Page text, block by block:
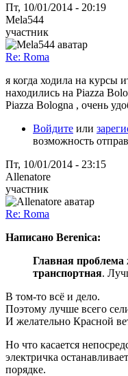
Пт, 10/01/2014 - 20:19
Mela544
участник
Re: Roma
я когда ходила на курсы
находились на Piazza
Piazza Bologna , очень
Войдите или
возможность
Пт, 10/01/2014 - 23:15
Allenatore
участник
Re: Roma
Написано Berenica:
Главная проблема
транспортная.
В том-то всё и дело.
Поэтому лучше всего
И желательно Красной
Но что касается
электричка
порядке.